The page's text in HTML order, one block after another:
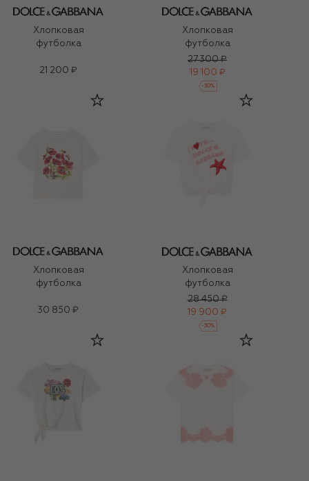
Хлопковая
футболка
21 200 ₽
Хлопковая
футболка
27 300 ₽
19 100 ₽
-30%
Хлопковая
футболка
30 850 ₽
Хлопковая
футболка
28 450 ₽
19 900 ₽
-30%